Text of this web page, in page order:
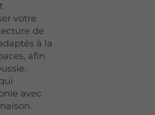
votre
de
à la
afin
avec